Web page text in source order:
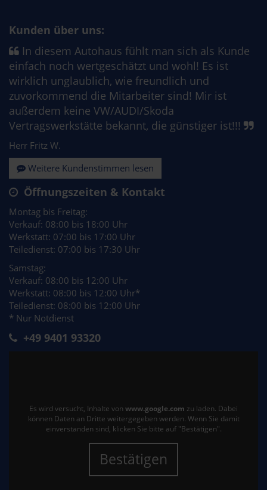
Kunden über uns:
In diesem Autohaus fühlt man sich als Kunde
einfach noch wertgeschätzt und wohl! Es ist
wirklich unglaublich, wie freundlich und
zuvorkommend die Mitarbeiter sind! Mir ist
außerdem keine VW/AUDI/Skoda
Vertragswerkstätte bekannt, die günstiger ist!!!
Herr Fritz W.
Weitere Kundenstimmen lesen
Öffnungszeiten & Kontakt
Montag bis Freitag:
Verkauf: 08:00 bis 18:00 Uhr
Werkstatt: 07:00 bis 17:00 Uhr
Teiledienst: 07:00 bis 17:30 Uhr
Samstag:
Verkauf: 08:00 bis 12:00 Uhr
Werkstatt: 08:00 bis 12:00 Uhr*
Teiledienst: 08:00 bis 12:00 Uhr
* Nur Notdienst
+49 9401 93320
Es wird versucht, Inhalte von www.google.com zu laden. Dabei
können Daten an Dritte weitergegeben werden. Wenn Sie damit
einverstanden sind, klicken Sie bitte auf "Bestätigen".
Bestätigen